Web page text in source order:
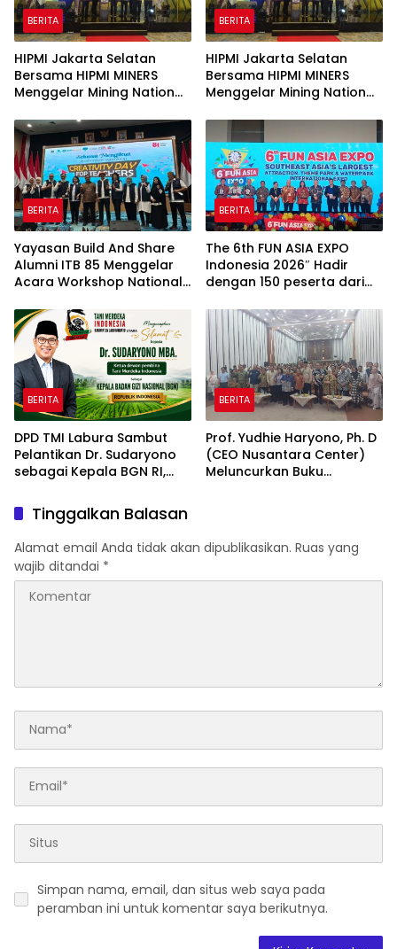
BERITA
HIPMI Jakarta Selatan
Bersama HIPMI MINERS
Menggelar Mining Nation
Indah Golf Jakarta
BERITA
HIPMI Jakarta Selatan
Bersama HIPMI MINERS
Menggelar Mining Nation
Indah Golf Jakarta
BERITA
Yayasan Build And Share
Alumni ITB 85 Menggelar
Acara Workshop National
2026 & Dibuka Resmi
Pramono Anung (Gubernur
DKI Jakarta)
BERITA
The 6th FUN ASIA EXPO
Indonesia 2026″ Hadir
dengan 150 peserta dari
Industri Taman Rekreasi
dan Ekosistem Pariwisata
di Tanah Air
BERITA
DPD TMI Labura Sambut
Pelantikan Dr. Sudaryono
sebagai Kepala BGN RI,
Ketahanan Pangan dan
Gizi Nasional
BERITA
Prof. Yudhie Haryono, Ph. D
(CEO Nusantara Center)
Meluncurkan Buku
Simposium Nasional
bertema “Urgensi Undang-
Tinggalkan Balasan
Alamat email Anda tidak akan dipublikasikan. Ruas yang
wajib ditandai *
Simpan nama, email, dan situs web saya pada
peramban ini untuk komentar saya berikutnya.